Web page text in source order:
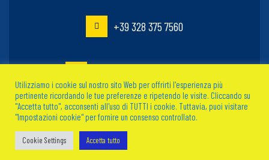
+39 328 375 7560
Via dei Cantieri, 75 Banchina Molo Nord 90142 Palermo
Utilizziamo i cookie sul nostro sito Web per offrirti l'esperienza più
pertinente ricordando le tue preferenze e ripetendo le visite. Cliccando su
"Accetta tutto", acconsenti all'uso di TUTTI i cookie. Tuttavia, puoi visitare
"Impostazioni cookie" per fornire un consenso controllato.
Cookie Settings Accetta tutto